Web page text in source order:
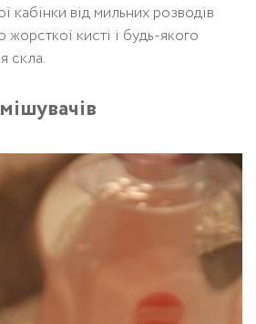
кабінки від мильних розводів
кисті і будь-якого
скла.